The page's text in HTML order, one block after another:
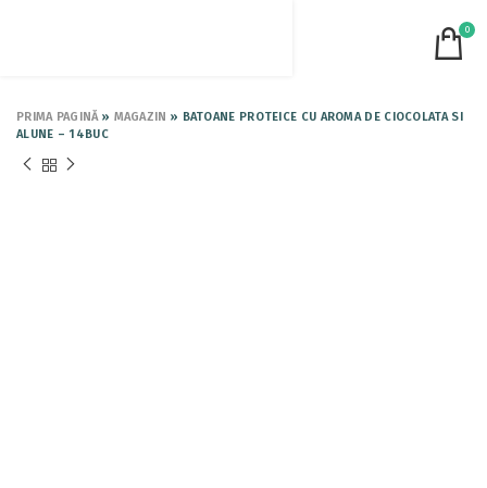
0
PRIMA PAGINĂ» MAGAZIN » BATOANE PROTEICE CU AROMA DE CIOCOLATA SI
ALUNE – 14BUC